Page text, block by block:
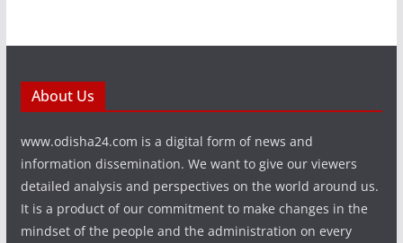
About Us
www.odisha24.com is a digital form of news and
information dissemination. We want to give our viewers
detailed analysis and perspectives on the world around us.
It is a product of our commitment to make changes in the
mindset of the people and the administration on every